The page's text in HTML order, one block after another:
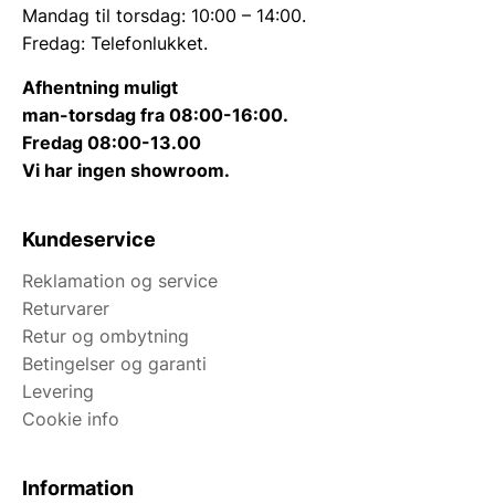
Mandag til torsdag: 10:00 – 14:00.
Fredag: Telefonlukket.
Afhentning muligt
man-torsdag fra 08:00-16:00.
Fredag 08:00-13.00
Vi har ingen showroom.
Kundeservice
Reklamation og service
Returvarer
Retur og ombytning
Betingelser og garanti
Levering
Cookie info
Information